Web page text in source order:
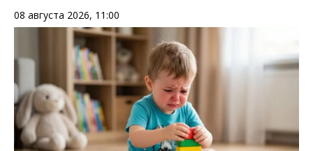
08 августа 2026, 11:00